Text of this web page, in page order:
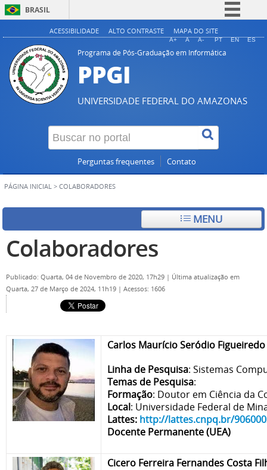
BRASIL
Simplifique!
Comunica BR
Legislação
Canais
ACESSIBILIDADE ALTO CONTRASTE MAPA DO SITE
A+ A A- PT EN ES
Programa de Pós-Graduação em Informática
PPGI
UNIVERSIDADE FEDERAL DO AMAZONAS
Perguntas frequentes Contato
PÁGINA INICIAL > COLABORADORES
MENU
Colaboradores
Publicado: Quarta, 04 de Novembro de 2020, 17h29 | Última atualização em
Quarta, 27 de Março de 2024, 11h19 | Acessos: 1606
Carlos Maurício Seródio
Linha de Pesquisa: Sistemas
Temas de Pesquisa:
Formação: Doutor em Ciência da
Local: Universidade Federal de
Lattes: http://lattes.cnpq.br/
Docente Permanente (UEA)
Cicero Ferreira Fernandes Costa